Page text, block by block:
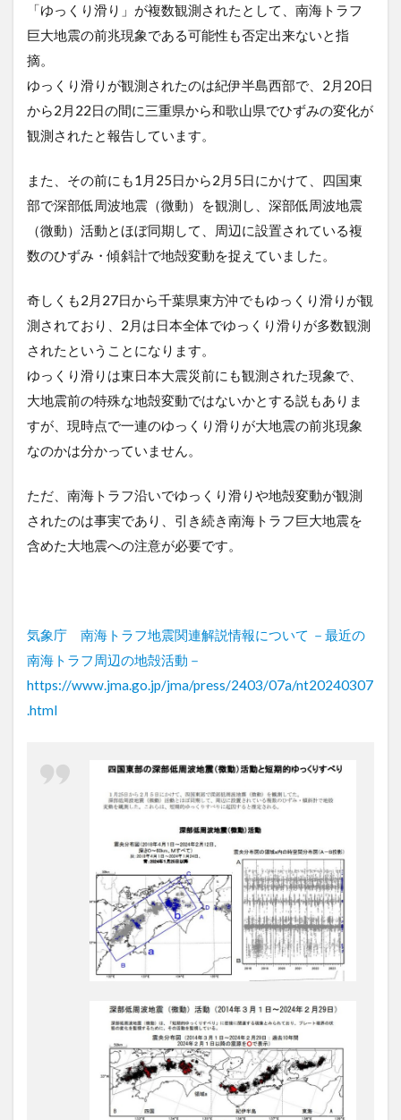
「ゆっくり滑り」が複数観測されたとして、南海トラフ
巨大地震の前兆現象である可能性も否定出来ないと指
摘。
ゆっくり滑りが観測されたのは紀伊半島西部で、2月20日
から2月22日の間に三重県から和歌山県でひずみの変化が
観測されたと報告しています。
また、その前にも1月25日から2月5日にかけて、四国東
部で深部低周波地震（微動）を観測し、深部低周波地震
（微動）活動とほぼ同期して、周辺に設置されている複
数のひずみ・傾斜計で地殻変動を捉えていました。
奇しくも2月27日から千葉県東方沖でもゆっくり滑りが観
測されており、2月は日本全体でゆっくり滑りが多数観測
されたということになります。
ゆっくり滑りは東日本大震災前にも観測された現象で、
大地震前の特殊な地殻変動ではないかとする説もありま
すが、現時点で一連のゆっくり滑りが大地震の前兆現象
なのかは分かっていません。
ただ、南海トラフ沿いでゆっくり滑りや地殻変動が観測
されたのは事実であり、引き続き南海トラフ巨大地震を
含めた大地震への注意が必要です。
気象庁 南海トラフ地震関連解説情報について －最近の
南海トラフ周辺の地殻活動－
https://www.jma.go.jp/jma/press/2403/07a/nt20240307
.html